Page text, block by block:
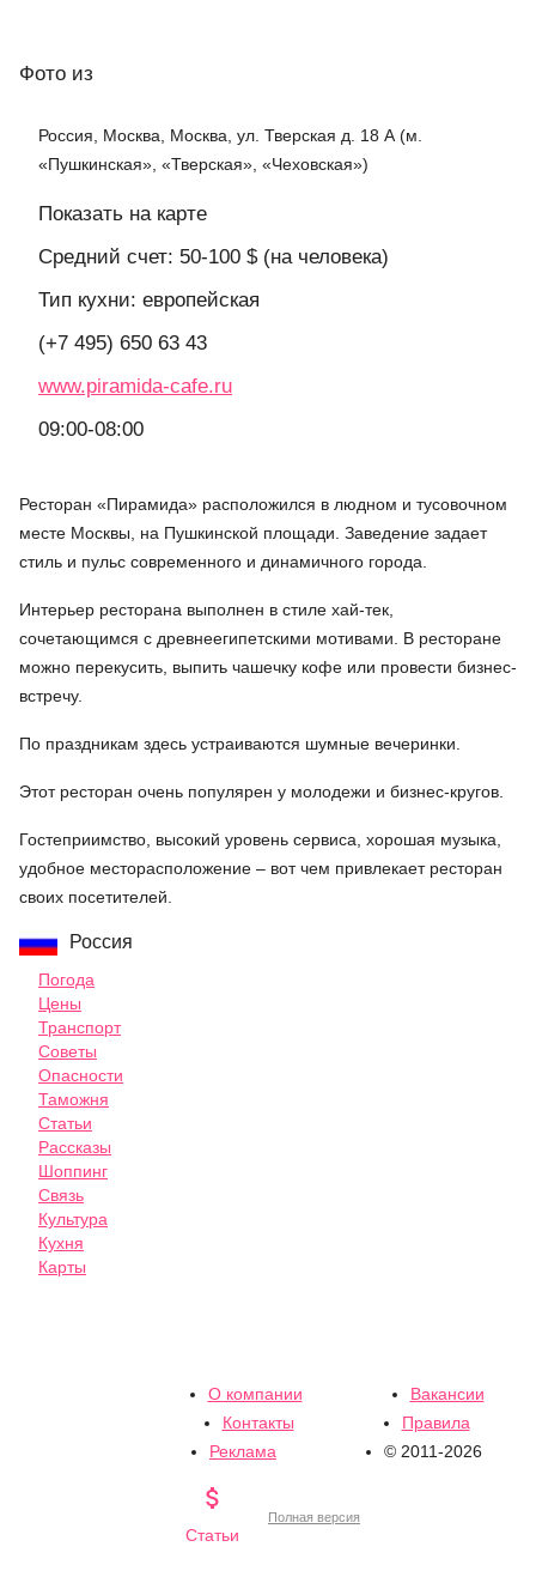
Фото из
Россия, Москва, Москва, ул. Тверская д. 18 А (м.
«Пушкинская», «Тверская», «Чеховская»)
Показать на карте
Средний счет: 50-100 $ (на человека)
Тип кухни: европейская
(+7 495) 650 63 43
www.piramida-cafe.ru
09:00-08:00
Ресторан «Пирамида» расположился в людном и тусовочном
месте Москвы, на Пушкинской площади. Заведение задает
стиль и пульс современного и динамичного города.
Интерьер ресторана выполнен в стиле хай-тек,
сочетающимся с древнеегипетскими мотивами. В ресторане
можно перекусить, выпить чашечку кофе или провести бизнес-
встречу.
По праздникам здесь устраиваются шумные вечеринки.
Этот ресторан очень популярен у молодежи и бизнес-кругов.
Гостеприимство, высокий уровень сервиса, хорошая музыка,
удобное месторасположение – вот чем привлекает ресторан
своих посетителей.
Россия
Погода
Цены
Транспорт
Советы
Опасности
Таможня
Статьи
Рассказы
Шоппинг
Связь
Культура
Кухня
Карты
О компании
Вакансии
Контакты
Правила
Реклама
© 2011-2026

Статьи
Полная версия